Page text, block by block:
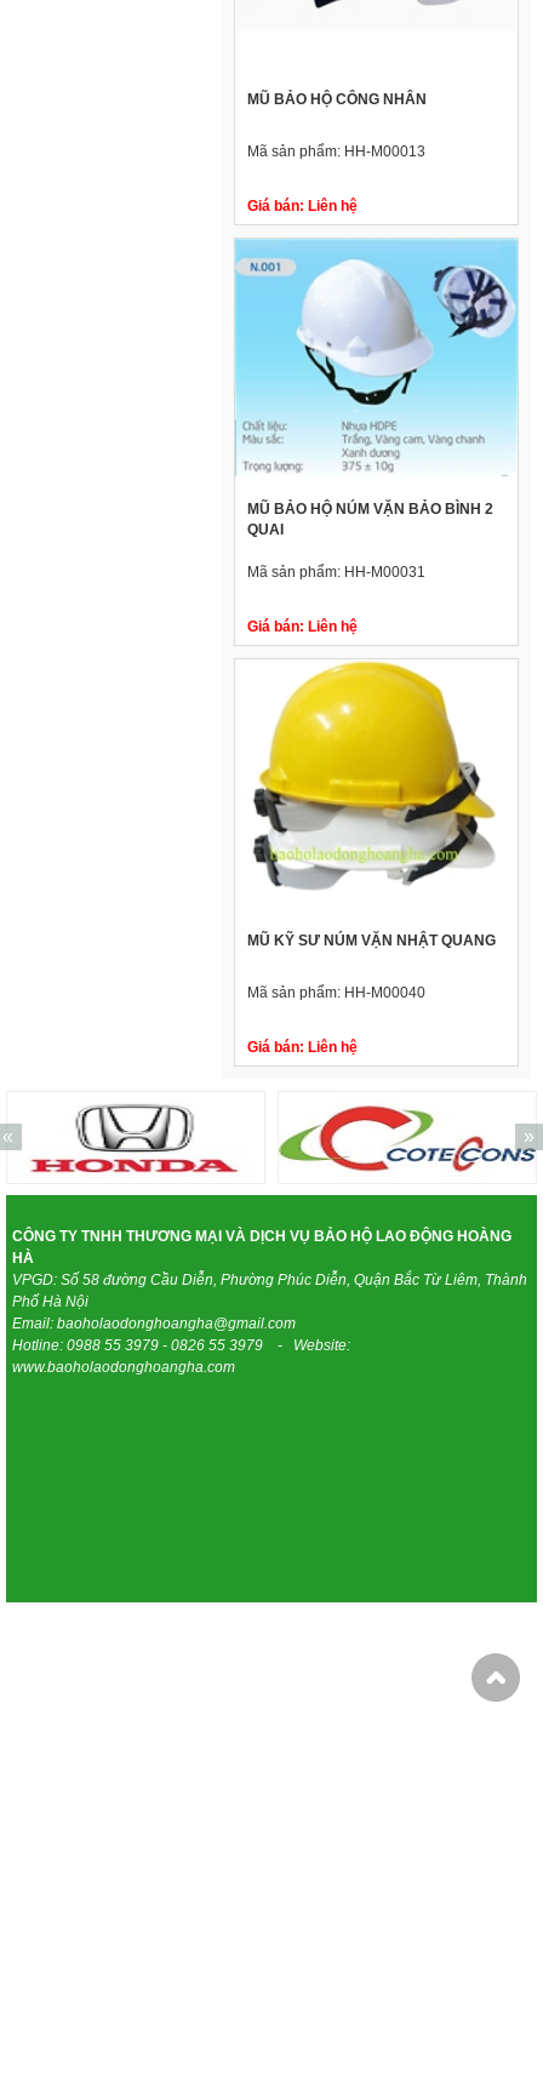
MŨ BẢO HỘ CÔNG NHÂN
Mã sản phẩm: HH-M00013
Giá bán: Liên hệ
MŨ BẢO HỘ NÚM VẶN BẢO BÌNH 2
QUAI
Mã sản phẩm: HH-M00031
Giá bán: Liên hệ
MŨ KỸ SƯ NÚM VẶN NHẬT QUANG
Mã sản phẩm: HH-M00040
Giá bán: Liên hệ
« »
CÔNG TY TNHH THƯƠNG MẠI VÀ DỊCH VỤ BẢO HỘ LAO ĐỘNG HOÀNG
HÀ
VPGD: Số 58 đường Cầu Diễn, Phường Phúc Diễn, Quận Bắc Từ Liêm, Thành
Phố Hà Nội
Email: baoholaodonghoangha@gmail.com
Hotline: 0988 55 3979 - 0826 55 3979 - Website:
www.baoholaodonghoangha.com